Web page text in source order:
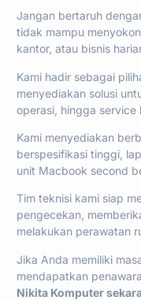
Jangan bertaruh
tidak mampu
kantor, atau bisnis
Kami hadir sebagai
menyediakan solusi
operasi, hingga
Kami menyediakan
berspesifikasi tinggi,
unit Macbook second
Tim teknisi kami siap
pengecekan,
melakukan perawatan
Jika Anda memiliki
mendapatkan
Nikita Komputer